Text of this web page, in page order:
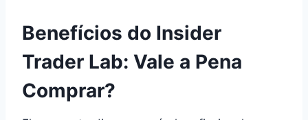
Benefícios do Insider
Trader Lab: Vale a Pena
Comprar?